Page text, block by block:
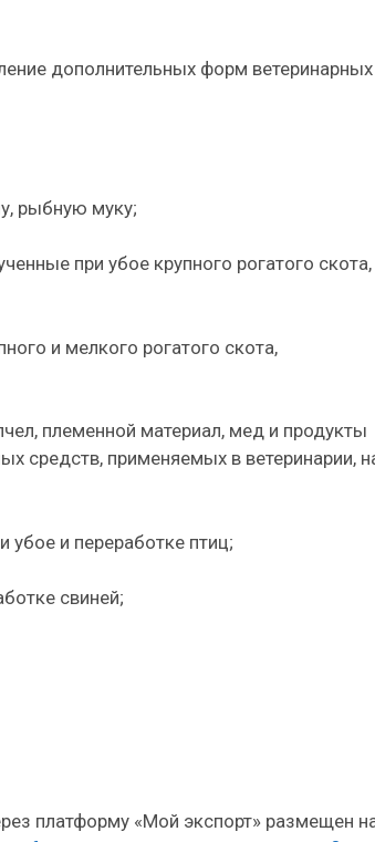
дополнительных форм ветеринарных
рыбную муку;
при убое крупного рогатого скота,
и мелкого рогатого скота,
племенной материал, мед и продукты
средств, применяемых в ветеринарии,
и переработке птиц;
свиней;
платформу «Мой экспорт» размещен